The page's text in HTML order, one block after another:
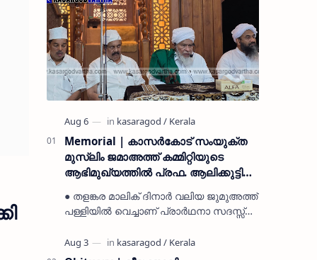
Memorial | കാസർകോട് സംയുക്ത
മുസ്ലിം ജമാഅത്ത് കമ്മിറ്റിയുടെ
ആഭിമുഖ്യത്തിൽ പ്രഫ. ആലിക്കുട്ടി
മുസ്ലിയാർ അനുസ്മരണം നടത്തി
● തളങ്കര മാലിക് ദിനാർ വലിയ ജുമുഅത്ത്
പള്ളിയിൽ വെച്ചാണ് പ്രാർഥനാ സദസ്സ്
ഉമർ മുസ്ലിയാർ പരിപാടിക്ക് നേതൃത്വം
നൽകി കാസ…